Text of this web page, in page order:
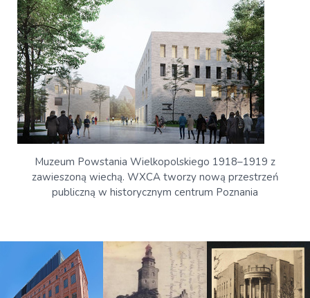
Muzeum Powstania Wielkopolskiego 1918–1919 z
zawieszoną wiechą. WXCA tworzy nową przestrzeń
publiczną w historycznym centrum Poznania